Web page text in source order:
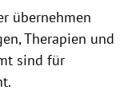
übernehmen
Therapien und
sind für